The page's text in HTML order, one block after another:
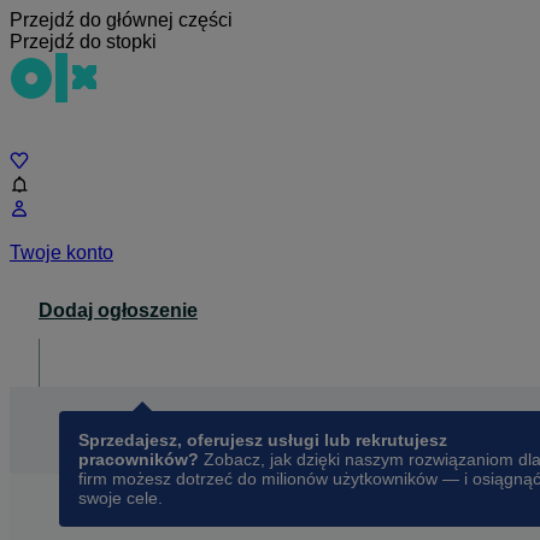
Przejdź do głównej części
Przejdź do stopki
Twoje konto
Dodaj ogłoszenie
Sprzedajesz, oferujesz usługi lub rekrutujesz
pracowników? Zobacz, jak dzięki naszym rozwiązaniom dla
firm możesz dotrzeć do milionów użytkowników — i osiągnąć
swoje cele.